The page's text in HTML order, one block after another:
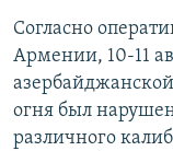
Согласно
Армении, 10-11
огня был
различного